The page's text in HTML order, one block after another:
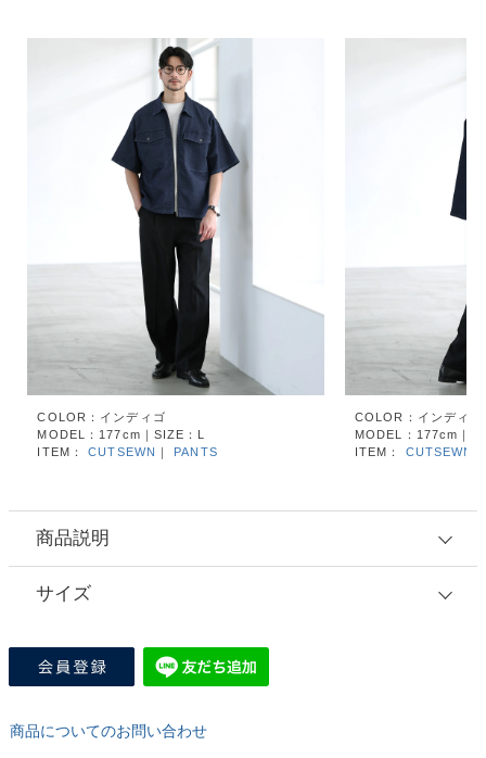
COLOR：インディゴ
MODEL：177cm｜SIZE：L
ITEM：CUTSEWN ｜ PANTS
COLOR：インディゴ
MODEL：177cm｜
ITEM： CUTSEWN
商品説明
サイズ
商品についてのお問い合わせ